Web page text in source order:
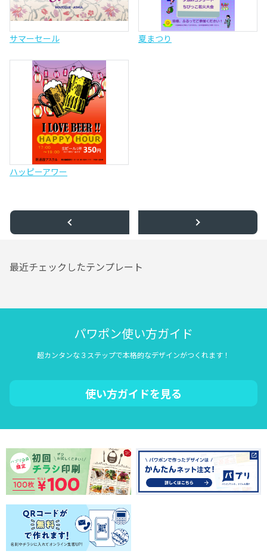
サマーセール 夏まつり
ハッピーアワー
最近チェックしたテンプレート
パワポン使い方ガイド
超カンタンな３ステップで本格的なデザインがつくれます！
使い方ガイドを見る